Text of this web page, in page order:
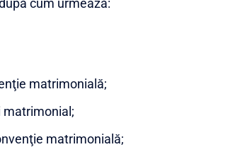
matrimonială;
matrimonial;
matrimonială;